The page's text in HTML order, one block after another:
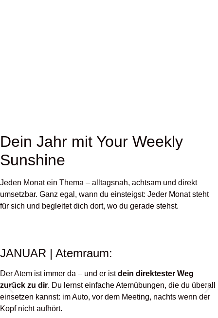
Dein Jahr mit Your Weekly
Sunshine
Jeden Monat ein Thema – alltagsnah, achtsam und direkt
umsetzbar. Ganz egal, wann du einsteigst: Jeder Monat steht
für sich und begleitet dich dort, wo du gerade stehst.
JANUAR | Atemraum:
Der Atem ist immer da – und er istdein direktester Weg
zurück zu dir. Du lernst einfache Atemübungen, die du überall
einsetzen kannst: im Auto, vor dem Meeting, nachts wenn der
Kopf nicht aufhört.